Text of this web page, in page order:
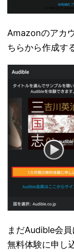
Amazonのアカ
ちらから作成す
まだAudible会
無料体験に申し